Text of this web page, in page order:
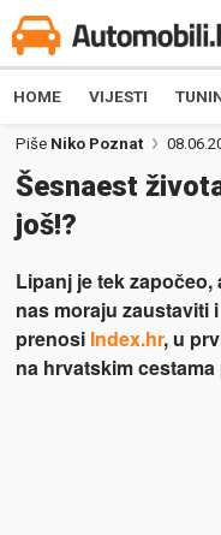
HOME VIJESTI
Piše Niko Poznat
Šesnaest
još!?
Lipanj je tek
nas moraju zaustaviti
prenosi Index.hr, u
na hrvatskim